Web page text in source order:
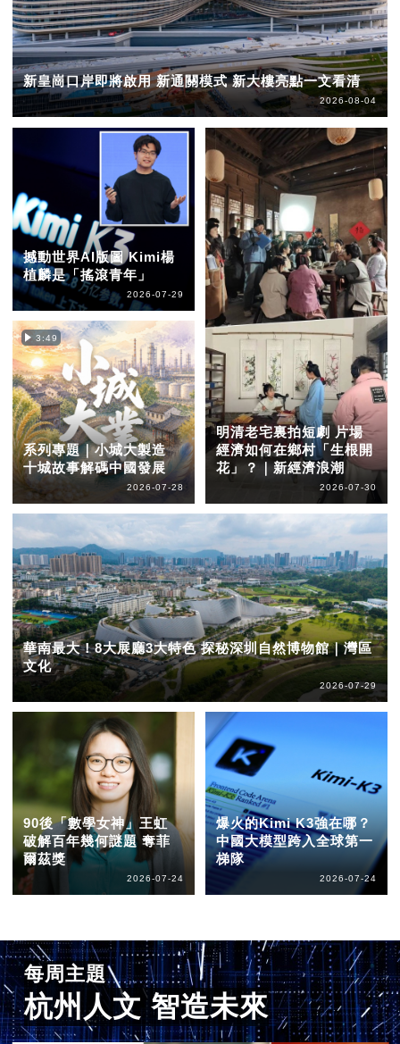
新皇崗口岸即將啟用 新通關模式 新大樓亮點一文看清
2026-08-04
撼動世界AI版圖 Kimi楊
植麟是「搖滾青年」
2026-07-29
3:49
系列專題｜小城大製造
十城故事解碼中國發展
2026-07-28
明清老宅裏拍短劇 片場
經濟如何在鄉村「生根開
花」？｜新經濟浪潮
2026-07-30
華南最大！8大展廳3大特色 探秘深圳自然博物館｜灣區
文化
2026-07-29
90後「數學女神」王虹
破解百年幾何謎題 奪菲
爾茲獎
2026-07-24
爆火的Kimi K3強在哪？
中國大模型跨入全球第一
梯隊
2026-07-24
每周主題
杭州人文 智造未來